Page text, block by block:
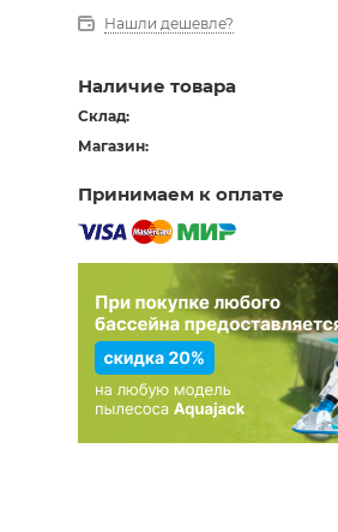
Нашли дешевле?
Наличие товара
Склад:
Магазин:
Принимаем к оплате